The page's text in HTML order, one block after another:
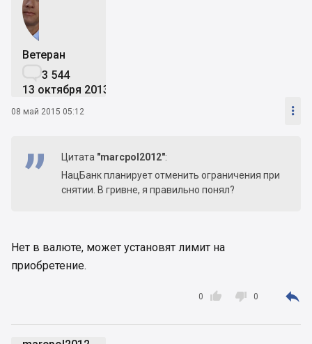
Ветеран
3 544
13 октября 2013
08 май 2015 05:12 
Цитата "marcpol2012":
НацБанк планирует отменить ограничения при
снятии. В гривне, я правильно понял?
Нет в валюте, может установят лимит на
приобретение.

0  0 